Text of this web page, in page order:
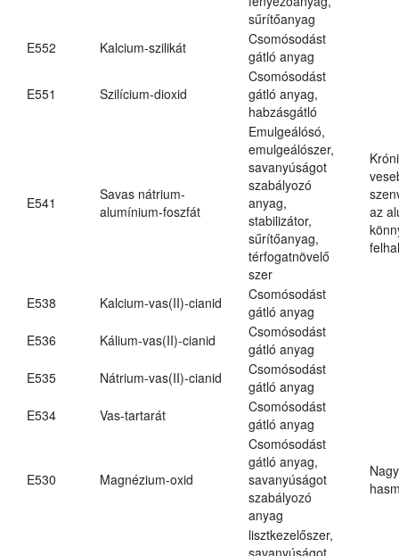
sűrítőanyag
E552
Kalcium-szilikát
Csomósodást
gátló anyag
E551 Szilícium-dioxid
Csomósodást
gátló anyag,
habzásgátló
E541
Savas nátrium-
alumínium-foszfát
Emulgeálósó,
emulgeálószer,
savanyúságot
szabályozó
anyag,
stabilizátor,
sűrítőanyag,
térfogatnövelő
szer
az
E538 Kalcium-vas(II)-cianid
Csomósodást
gátló anyag
E536
Kálium-vas(II)-cianid
Csomósodást
gátló anyag
E535
Nátrium-vas(II)-cianid
Csomósodást
gátló anyag
E534
Vas-tartarát
Csomósodást
gátló anyag
E530 Magnézium-oxid
Csomósodást
gátló anyag,
savanyúságot
szabályozó
anyag
lisztkezelőszer,
savanyúságot